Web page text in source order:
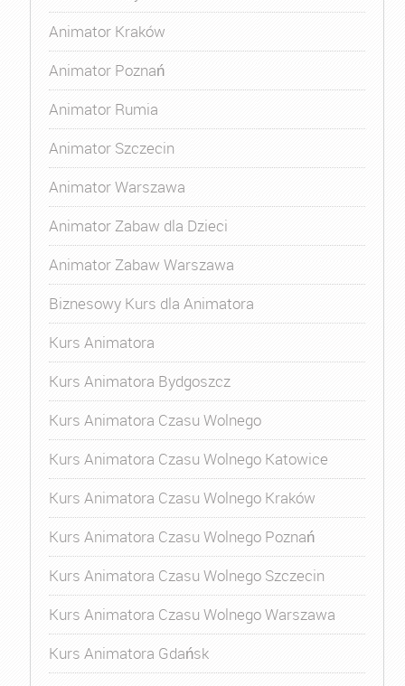
Animator Kraków
Animator Poznań
Animator Rumia
Animator Szczecin
Animator Warszawa
Animator Zabaw dla Dzieci
Animator Zabaw Warszawa
Biznesowy Kurs dla Animatora
Kurs Animatora
Kurs Animatora Bydgoszcz
Kurs Animatora Czasu Wolnego
Kurs Animatora Czasu Wolnego Katowice
Kurs Animatora Czasu Wolnego Kraków
Kurs Animatora Czasu Wolnego Poznań
Kurs Animatora Czasu Wolnego Szczecin
Kurs Animatora Czasu Wolnego Warszawa
Kurs Animatora Gdańsk